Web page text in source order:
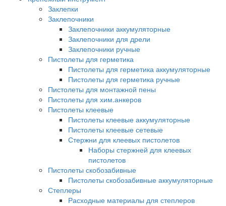
Заклепки
Заклепочники
Заклепочники аккумуляторные
Заклепочники для дрели
Заклепочники ручные
Пистолеты для герметика
Пистолеты для герметика аккумуляторные
Пистолеты для герметика ручные
Пистолеты для монтажной пены
Пистолеты для хим.анкеров
Пистолеты клеевые
Пистолеты клеевые аккумуляторные
Пистолеты клеевые сетевые
Стержни для клеевых пистолетов
Наборы стержней для клеевых
пистолетов
Пистолеты скобозабивные
Пистолеты скобозабивные аккумуляторные
Степлеры
Расходные материалы для степлеров